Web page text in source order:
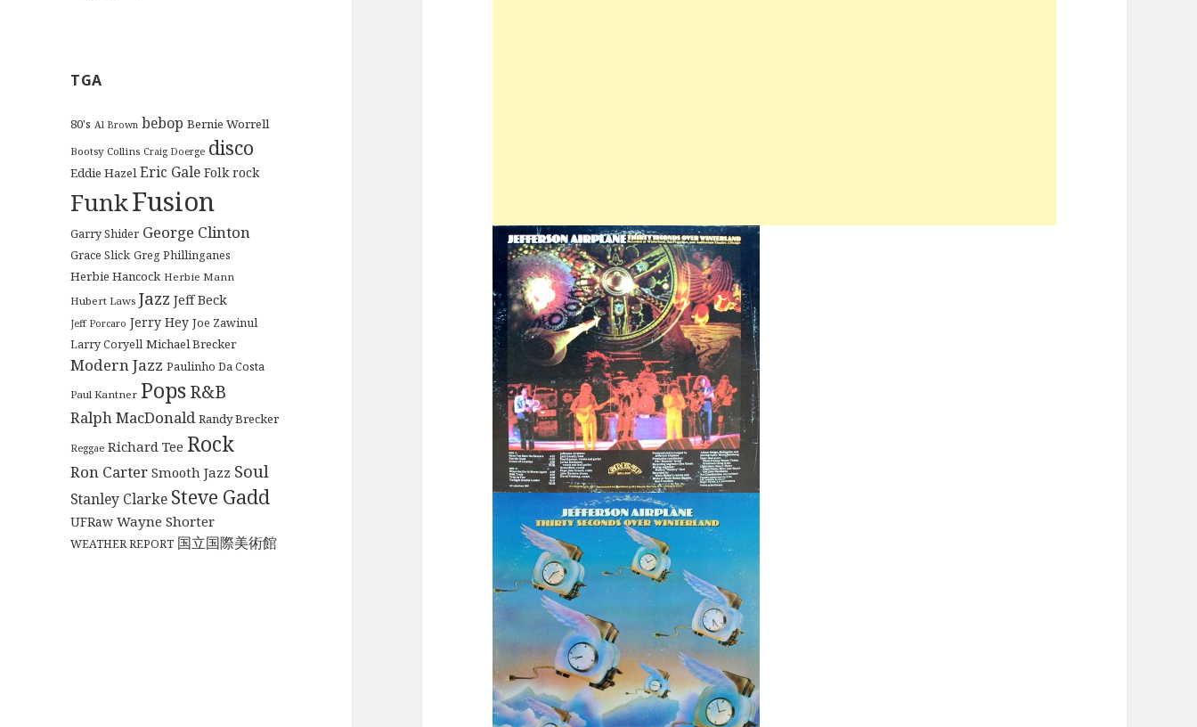
TGA
80's Al Brown bebop Bernie Worrell
Bootsy Collins Craig Doerge disco
Eddie Hazel Eric Gale Folk rock
FunkFusion
Garry Shider George Clinton
Grace Slick Greg Phillinganes
Herbie Hancock Herbie Mann
Hubert Laws Jazz Jeff Beck
Jeff Porcaro Jerry Hey Joe Zawinul
Larry Coryell Michael Brecker
Modern Jazz Paulinho Da Costa
Paul Kantner PopsR&B
Ralph MacDonald Randy Brecker
Reggae Richard Tee Rock
Ron Carter Smooth Jazz Soul
Stanley Clarke Steve Gadd
UFRaw Wayne Shorter
WEATHER REPORT 国立国際美術館